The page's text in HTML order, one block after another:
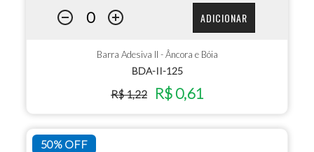
ADICIONAR
Barra Adesiva II - Âncora e Bóia
BDA-II-125
R$ 1,22 R$ 0,61
50% OFF